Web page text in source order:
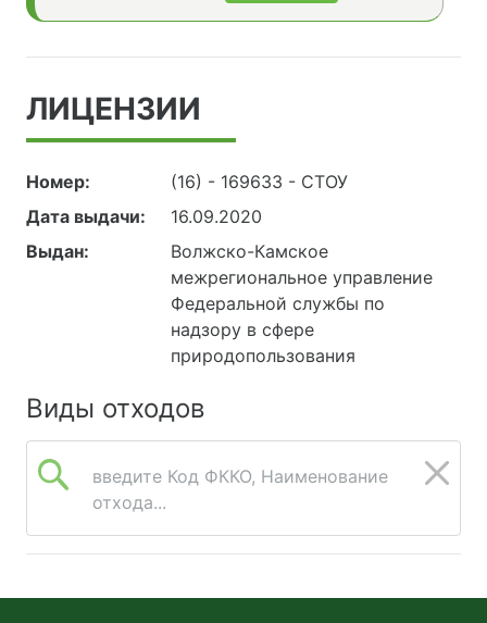
ЛИЦЕНЗИИ
Номер:
(16) - 169633 - СТОУ
Дата выдачи:
16.09.2020
Выдан:
Волжско-Камское
межрегиональное управление
Федеральной службы по
надзору в сфере
природопользования
Виды отходов
введите Код ФККО, Наименование
отхода...